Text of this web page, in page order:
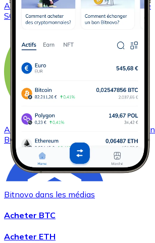
AcheterSolana
avec virement bancaire
SOL
Acheter
avec virement
BCH
Bitnovo dans les médias
Acheter BTC
Acheter ETH